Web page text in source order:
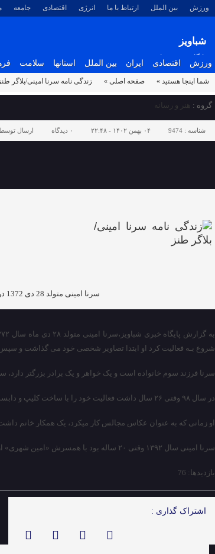
ورزش بین الملل ارتباط با ما انرژی اقتصادی جامعه
شباویز
پایگاه خبری شباویز
ورزش اقتصادی ایران بین الملل استانها سلامت
شما اینجا هستید » صفحه اصلی » زندگی نامه سرنا امینی/بلاگر طنز
گروه : هنر و رسانه
شناسه : 9474 ۰۴ بهمن ۱۴۰۲ - ۲۲:۴۸ ۰ دیدگاه ارسال
سرنا امینی متولد 28 دی 1372 در شهر مشهد که واینر و چهره اینستاگرامی است. تحصیلات آکادمیک وی در رشته عکاسی دیجیتال است که توانسته با ساخت ویدیو های طنز در سوشال مدیا و اینستاگرام مشهور شود.
شروع بـه فعالیت کرد او ابتدا تصاویر شخصی خود می گذاشت و
سرنا فرزند سوم خانواده است و یک خواهر و یک برادر بزرگتر
در سال ۹۸ وقتی ۲۶ سال داشت فعالیت خود را با ساخت کلیپ و دابسمش آغاز کرد. آن موقع فقط ۲۴ نفر فالوور داشت. بعد از آن با حمایت و تشویق خانواده ساخت کلیپ را شروع کرد و بعد از چند ماه شناخته‌تر شد و تعداد فالور‌هایش میلیونی شد.
او زمانی که به عنوان عکاس مجالس کار میکرد، یک همکار خانم داشت که با معرفی
سرنا امینی سال ۱۳۹۲ وقتی ۲۰ ساله بود با همسرش «امین شهری» ازدواج کرد، که ایشان هم در برخی کلیپ هایش گاهی بازی می کند و ثمره این زندگی یک فرزند پسر است
بازدیدها: 76
اشتراک گذاری :